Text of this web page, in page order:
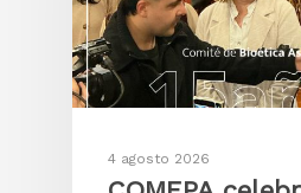
4 agosto 2026